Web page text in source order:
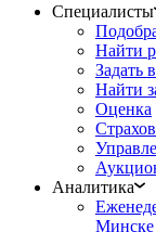
Специалисты
Найти
Задать
Найти
Оценка
Аналитика
Минске